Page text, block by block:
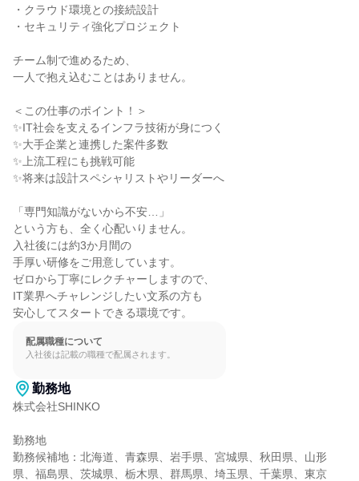
・クラウド環境との接続設計
・セキュリティ強化プロジェクト
チーム制で進めるため、
一人で抱え込むことはありません。
＜この仕事のポイント！＞
✨IT社会を支えるインフラ技術が身につく
✨大手企業と連携した案件多数
✨上流工程にも挑戦可能
✨将来は設計スペシャリストやリーダーへ
「専門知識がないから不安…」
という方も、全く心配いりません。
入社後には約3か月間の
手厚い研修をご用意しています。
ゼロから丁寧にレクチャーしますので、
IT業界へチャレンジしたい文系の方も
安心してスタートできる環境です。
配属職種について
入社後は記載の職種で配属されます。
勤務地
株式会社SHINKO
勤務地
勤務候補地：北海道、青森県、岩手県、宮城県、秋田県、山形
県、福島県、茨城県、栃木県、群馬県、埼玉県、千葉県、東京